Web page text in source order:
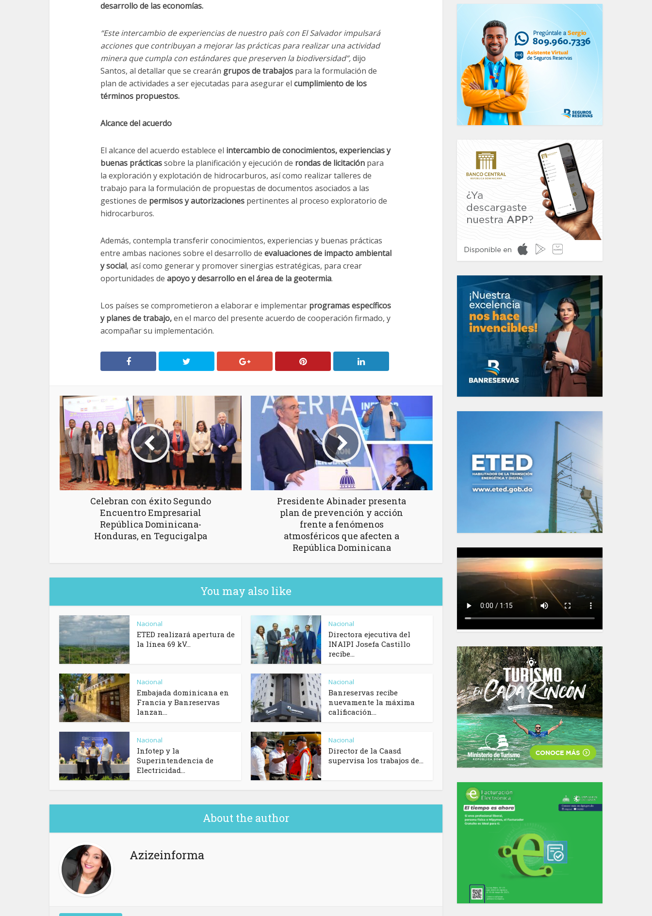
desarrollo de las economías.
“Este intercambio de experiencias de nuestro país con El Salvador impulsará
acciones que contribuyan a mejorar las prácticas para realizar una actividad
minera que cumpla con estándares que preserven la biodiversidad”,dijo
Santos, al detallar que se crearán grupos de trabajos para la formulación de
plan de actividades a ser ejecutadas para asegurar el cumplimiento de los
términos propuestos.
Alcance del acuerdo
El alcance del acuerdo establece el intercambio de conocimientos, experiencias y
buenas prácticassobre la planificación y ejecución de rondas de licitación para
la exploración y explotación de hidrocarburos, así como realizar talleres de
trabajo para la formulación de propuestas de documentos asociados a las
gestiones de permisos y autorizaciones pertinentes al proceso exploratorio de
hidrocarburos.
Además, contempla transferir conocimientos, experiencias y buenas prácticas
entre ambas naciones sobre el desarrollo de evaluaciones de impacto ambiental
y social, así como generar y promover sinergias estratégicas, para crear
oportunidades de apoyo y desarrollo en el área de la geotermia.
Los países se comprometieron a elaborar e implementar programas específicos
y planes de trabajo,en el marco del presente acuerdo de cooperación firmado, y
acompañar su implementación.
Celebran con éxito Segundo
Encuentro Empresarial
República Dominicana-
Honduras, en Tegucigalpa
Presidente Abinader presenta
plan de prevención y acción
frente a fenómenos
atmosféricos que afecten a
República Dominicana
You may also like
Nacional
ETED realizará apertura de
la línea 69 kV...
Nacional
Directora ejecutiva del
INAIPI Josefa Castillo
recibe...
Nacional
Embajada dominicana en
Francia y Banreservas
lanzan...
Nacional
Banreservas recibe
nuevamente la máxima
calificación...
Nacional
Infotep y la
Superintendencia de
Electricidad...
Nacional
Director de la Caasd
supervisa los trabajos de...
About the author
Azizeinforma